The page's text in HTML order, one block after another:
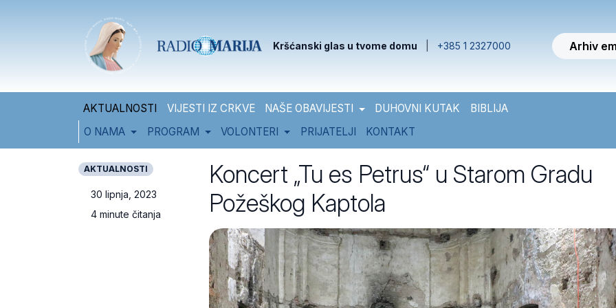
Kršćanski glas u tvome domu +385 1 2327000 Arhiv
AKTUALNOSTI VIJESTI IZ CRKVE NAŠE OBAVIJESTI DUHOVNI KUTAK
BIBLIJA
O NAMA
PROGRAM VOLONTERI PRIJATELJI KONTAKT
AKTUALNOSTI
30 lipnja, 2023
4 minute čitanja
Koncert „Tu es Petrus“ u Starom Gradu
Požeškog Kaptola